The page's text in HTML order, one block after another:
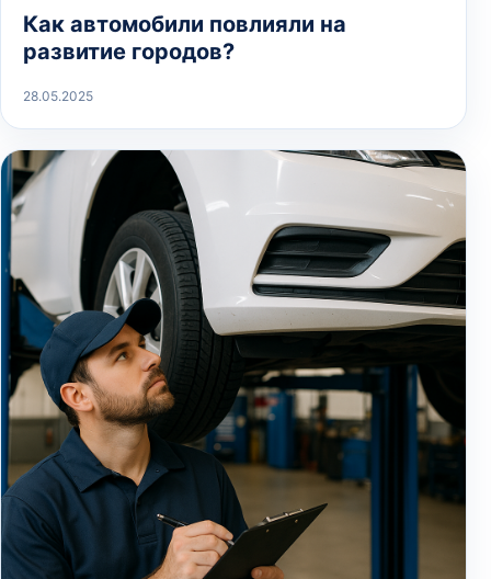
Как автомобили повлияли на
развитие городов?
28.05.2025